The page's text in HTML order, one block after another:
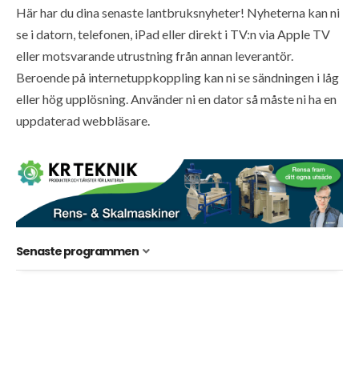
Här har du dina senaste lantbruksnyheter! Nyheterna kan ni
se i datorn, telefonen, iPad eller direkt i TV:n via Apple TV
eller motsvarande utrustning från annan leverantör.
Beroende på internetuppkoppling kan ni se sändningen i låg
eller hög upplösning. Använder ni en dator så måste ni ha en
uppdaterad webbläsare.
Senaste programmen